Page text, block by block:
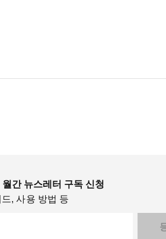
간 뉴스레터 구독 신청
, 사용 방법 등